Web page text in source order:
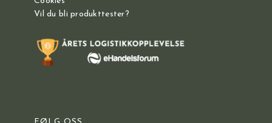
Vil du bli produkttester?